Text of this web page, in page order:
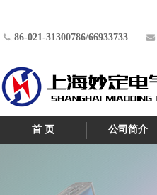
86-021-31300786/66933733
首 页 公司简介